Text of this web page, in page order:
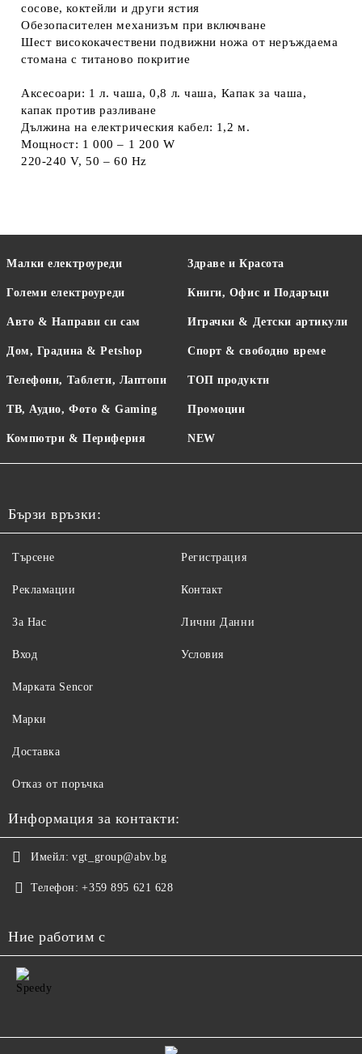
сосове, коктейли и други ястия
Обезопасителен механизъм при включване
Шест висококачествени подвижни ножа от неръждаема
стомана с титаново покритие
Аксесоари: 1 л. чаша, 0,8 л. чаша, Капак за чаша,
капак против разливане
Дължина на електрическия кабел: 1,2 м.
Мощност: 1 000 – 1 200 W
220-240 V, 50 – 60 Hz
Малки електроуреди
Големи електроуреди
Авто & Направи си сам
Дом, Градина & Petshop
Телефони, Таблети, Лаптопи
ТВ, Аудио, Фото & Gaming
Компютри & Периферия
Здраве и Красота
Книги, Офис и Подаръци
Играчки & Детски артикули
Спорт & свободно време
ТОП продукти
Промоции
NEW
Бързи връзки:
Търсене
Рекламации
За Нас
Вход
Регистрация
Контакт
Лични Данни
Условия
Maрката Sencor
Марки
Доставка
Отказ от поръчка
Информация за контакти:
Имейл: vgt_group@abv.bg
Телефон: +359 895 621 628
Ние работим с